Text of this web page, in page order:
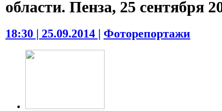
области. Пенза, 25 сентября
18:30 | 25.09.2014 | Фоторепортажи